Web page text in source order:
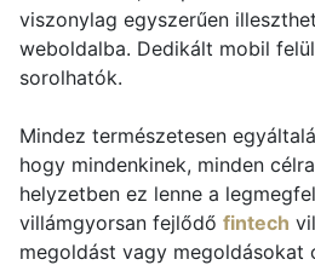
viszonylag egyszerűen
weboldalba. Dedikált mobil
sorolhatók.
Mindez természetesen
hogy mindenkinek, minden
helyzetben ez lenne a
villámgyorsan fejlődő fintech
megoldást vagy megoldásokat